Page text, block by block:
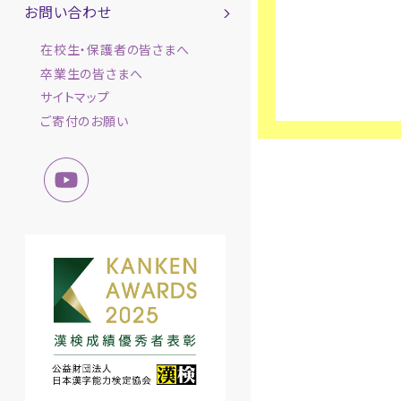
お問い合わせ
在校生・保護者の皆さまへ
卒業生の皆さまへ
サイトマップ
ご寄付のお願い